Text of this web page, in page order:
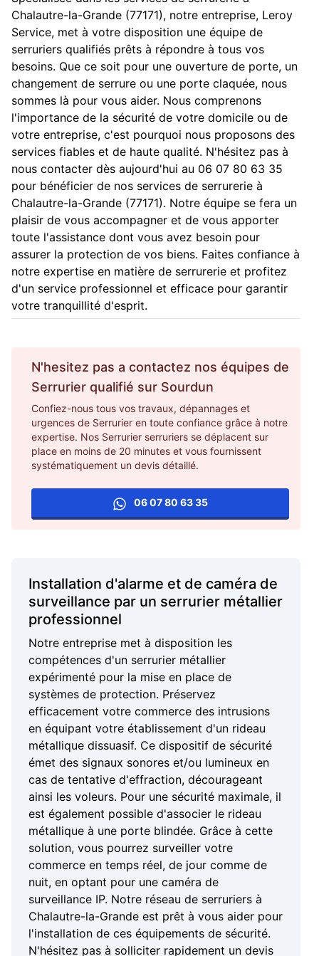
Chalautre-la-Grande (77171), notre entreprise, Leroy
Service, met à votre disposition une équipe de
serruriers qualifiés prêts à répondre à tous vos
besoins. Que ce soit pour une ouverture de porte, un
changement de serrure ou une porte claquée, nous
sommes là pour vous aider. Nous comprenons
l'importance de la sécurité de votre domicile ou de
votre entreprise, c'est pourquoi nous proposons des
services fiables et de haute qualité. N'hésitez pas à
nous contacter dès aujourd'hui au 06 07 80 63 35
pour bénéficier de nos services de serrurerie à
Chalautre-la-Grande (77171). Notre équipe se fera un
plaisir de vous accompagner et de vous apporter
toute l'assistance dont vous avez besoin pour
assurer la protection de vos biens. Faites confiance à
notre expertise en matière de serrurerie et profitez
d'un service professionnel et efficace pour garantir
votre tranquillité d'esprit.
N'hesitez pas a contactez nos équipes de
Serrurier qualifié sur Sourdun
Confiez-nous tous vos travaux, dépannages et
urgences de Serrurier en toute confiance grâce à notre
expertise. Nos Serrurier serruriers se déplacent sur
place en moins de 20 minutes et vous fournissent
systématiquement un devis détaillé.
06 07 80 63 35
Installation d'alarme et de caméra de
surveillance par un serrurier métallier
professionnel
Notre entreprise met à disposition les
compétences d'un serrurier métallier
expérimenté pour la mise en place de
systèmes de protection. Préservez
efficacement votre commerce des intrusions
en équipant votre établissement d'un rideau
métallique dissuasif. Ce dispositif de sécurité
émet des signaux sonores et/ou lumineux en
cas de tentative d'effraction, décourageant
ainsi les voleurs. Pour une sécurité maximale, il
est également possible d'associer le rideau
métallique à une porte blindée. Grâce à cette
solution, vous pourrez surveiller votre
commerce en temps réel, de jour comme de
nuit, en optant pour une caméra de
surveillance IP. Notre réseau de serruriers à
Chalautre-la-Grande est prêt à vous aider pour
l'installation de ces équipements de sécurité.
N'hésitez pas à solliciter rapidement un devis